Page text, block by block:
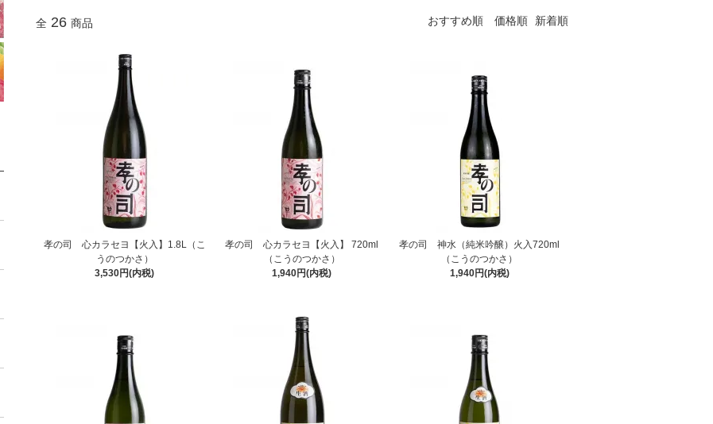
全 26 商品 おすすめ順 価格順 新着順
孝の司 心カラセヨ【火入】1.8L（こ
うのつかさ）
3,530円(内税)
孝の司 心カラセヨ【火入】 720ml
（こうのつかさ）
1,940円(内税)
孝の司 神水（純米吟醸）火入720ml
（こうのつかさ）
1,940円(内税)